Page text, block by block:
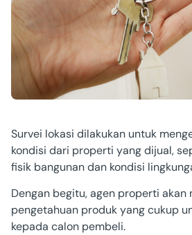
Survei lokasi dilakukan untuk
kondisi dari properti yang dijual,
fisik bangunan dan kondisi
Dengan begitu, agen properti akan
pengetahuan produk yang cukup
kepada calon pembeli.